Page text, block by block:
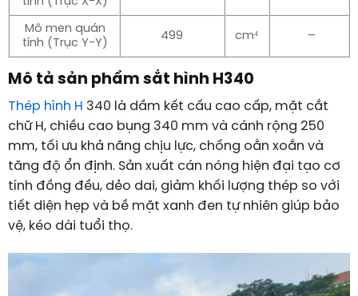
Mô men quán
tính (Trục Y-Y)
499 cm⁴ –
Mô tả sản phẩm sắt hình H340
Thép hình H 340 là dầm kết cấu cao cấp, mặt cắt
chữ H, chiều cao bụng 340 mm và cánh rộng 250
mm, tối ưu khả năng chịu lực, chống oằn xoắn và
tăng độ ổn định. Sản xuất cán nóng hiện đại tạo cơ
tính đồng đều, dẻo dai, giảm khối lượng thép so với
tiết diện hẹp và bề mặt xanh đen tự nhiên giúp bảo
vệ, kéo dài tuổi thọ.